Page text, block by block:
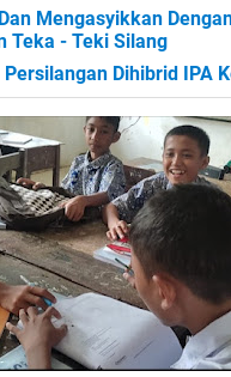
Mengasyikkan
Teka - Teki Silang
Dihibrid IPA